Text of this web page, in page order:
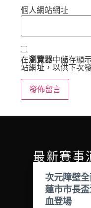
個人網站網址
在瀏覽器中儲存顯
站網址，以供下次
最新賽事
次元障壁
蓮市市長
血登場